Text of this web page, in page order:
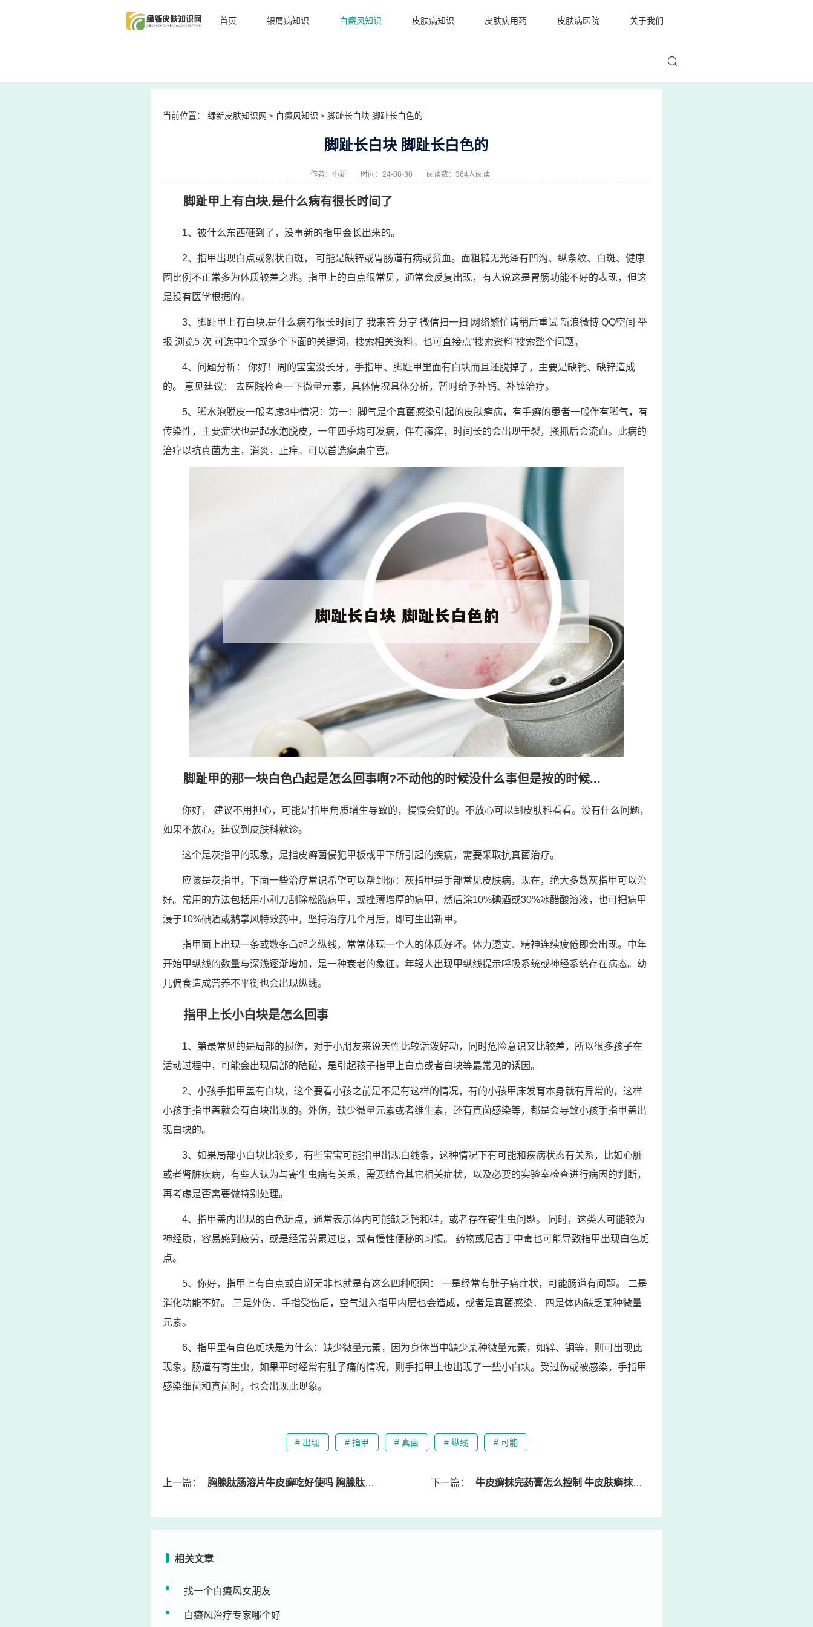
首页 银屑病知识 白癜风知识 皮肤病知识 皮肤病用药 皮肤病医院 关于我们
当前位置： 绿新皮肤知识网 > 白癜风知识 > 脚趾长白块 脚趾长白色的
脚趾长白块 脚趾长白色的
作者：小新 时间：24-08-30 阅读数：364人阅读
脚趾甲上有白块.是什么病有很长时间了
1、被什么东西砸到了，没事新的指甲会长出来的。
2、指甲出现白点或絮状白斑， 可能是缺锌或胃肠道有病或贫血。面粗糙无光泽有凹沟、纵条纹、白斑、健康
圈比例不正常多为体质较差之兆。指甲上的白点很常见，通常会反复出现，有人说这是胃肠功能不好的表现，但这
是没有医学根据的。
3、脚趾甲上有白块.是什么病有很长时间了 我来答 分享 微信扫一扫 网络繁忙请稍后重试 新浪微博 QQ空间 举
报 浏览5 次 可选中1个或多个下面的关键词，搜索相关资料。也可直接点“搜索资料”搜索整个问题。
4、问题分析： 你好！周的宝宝没长牙，手指甲、脚趾甲里面有白块而且还脱掉了，主要是缺钙、缺锌造成
的。 意见建议： 去医院检查一下微量元素，具体情况具体分析，暂时给予补钙、补锌治疗。
5、脚水泡脱皮一般考虑3中情况：第一：脚气是个真菌感染引起的皮肤癣病，有手癣的患者一般伴有脚气，有
传染性，主要症状也是起水泡脱皮，一年四季均可发病，伴有瘙痒，时间长的会出现干裂，搔抓后会流血。此病的
治疗以抗真菌为主，消炎，止痒。可以首选癣康宁喜。
脚趾甲的那一块白色凸起是怎么回事啊?不动他的时候没什么事但是按的时候...
你好， 建议不用担心，可能是指甲角质增生导致的，慢慢会好的。不放心可以到皮肤科看看。没有什么问题，
如果不放心，建议到皮肤科就诊。
这个是灰指甲的现象，是指皮癣菌侵犯甲板或甲下所引起的疾病，需要采取抗真菌治疗。
应该是灰指甲，下面一些治疗常识希望可以帮到你：灰指甲是手部常见皮肤病，现在，绝大多数灰指甲可以治
好。常用的方法包括用小利刀刮除松脆病甲，或挫薄增厚的病甲，然后涂10%碘酒或30%冰醋酸溶液，也可把病甲
浸于10%碘酒或鹅掌风特效药中，坚持治疗几个月后，即可生出新甲。
指甲面上出现一条或数条凸起之纵线，常常体现一个人的体质好坏。体力透支、精神连续疲倦即会出现。中年
开始甲纵线的数量与深浅逐渐增加，是一种衰老的象征。年轻人出现甲纵线提示呼吸系统或神经系统存在病态。幼
儿偏食造成营养不平衡也会出现纵线。
指甲上长小白块是怎么回事
1、第最常见的是局部的损伤，对于小朋友来说天性比较活泼好动，同时危险意识又比较差，所以很多孩子在
活动过程中，可能会出现局部的磕碰，是引起孩子指甲上白点或者白块等最常见的诱因。
2、小孩手指甲盖有白块，这个要看小孩之前是不是有这样的情况，有的小孩甲床发育本身就有异常的，这样
小孩手指甲盖就会有白块出现的。外伤，缺少微量元素或者维生素，还有真菌感染等，都是会导致小孩手指甲盖出
现白块的。
3、如果局部小白块比较多，有些宝宝可能指甲出现白线条，这种情况下有可能和疾病状态有关系，比如心脏
或者肾脏疾病，有些人认为与寄生虫病有关系，需要结合其它相关症状，以及必要的实验室检查进行病因的判断，
再考虑是否需要做特别处理。
4、指甲盖内出现的白色斑点，通常表示体内可能缺乏钙和硅，或者存在寄生虫问题。 同时，这类人可能较为
神经质，容易感到疲劳，或是经常劳累过度，或有慢性便秘的习惯。 药物或尼古丁中毒也可能导致指甲出现白色斑
点。
5、你好，指甲上有白点或白斑无非也就是有这么四种原因： 一是经常有肚子痛症状，可能肠道有问题。 二是
消化功能不好。 三是外伤．手指受伤后，空气进入指甲内层也会造成，或者是真菌感染． 四是体内缺乏某种微量
元素。
6、指甲里有白色斑块是为什么：缺少微量元素，因为身体当中缺少某种微量元素，如锌、铜等，则可出现此
现象。肠道有寄生虫，如果平时经常有肚子痛的情况，则手指甲上也出现了一些小白块。受过伤或被感染，手指甲
感染细菌和真菌时，也会出现此现象。
# 出现 # 指甲 # 真菌 # 纵线 # 可能
上一篇： 胸腺肽肠溶片牛皮癣吃好使吗 胸腺肽肠溶片治银屑病 下一篇： 牛皮癣抹完药膏怎么控制 牛皮肤癣抹药就变红没事吧
相关文章
找一个白癜风女朋友
白癜风治疗专家哪个好